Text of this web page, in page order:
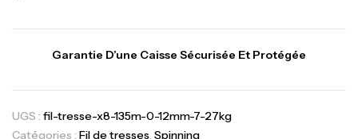
Garantie D’une Caisse Sécurisée Et Protégée
UGS : fil-tresse-x8-135m-0-12mm-7-27kg
Catégories : Fil de tresses, Spinning